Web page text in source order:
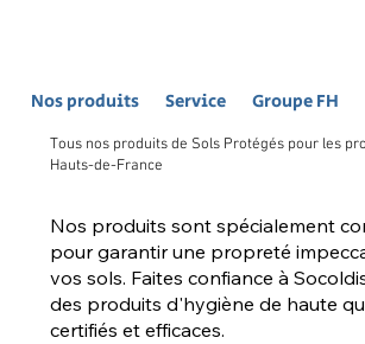
Nos produits Service Groupe FH
Nos produits sont spécialement
pour garantir une propreté
vos sols. Faites confiance à
des produits d'hygiène de haute
certifiés et efficaces.
Tous nos produits de Sols Protégés pour les
Hauts-de-France